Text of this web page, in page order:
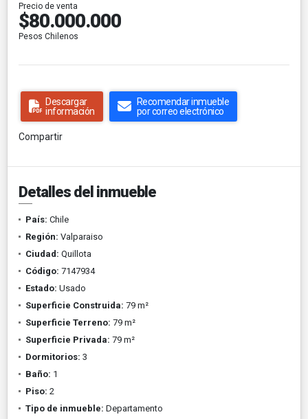
Precio de venta
$80.000.000
Pesos Chilenos
Descargar
información
Recomendar inmueble
por correo electrónico
Compartir
Detalles del inmueble
País: Chile
Región: Valparaiso
Ciudad: Quillota
Código: 7147934
Estado: Usado
Superficie Construida: 79 m²
Superficie Terreno: 79 m²
Superficie Privada: 79 m²
Dormitorios: 3
Baño: 1
Piso: 2
Tipo de inmueble: Departamento